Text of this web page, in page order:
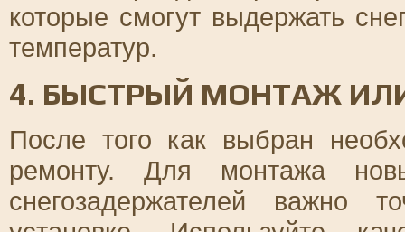
которые смогут выдержать
температур.
4. БЫСТРЫЙ МОНТАЖ
После того как выбран
ремонту. Для монтажа
снегозадержателей важно